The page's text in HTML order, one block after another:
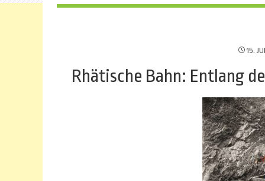
15.
Rhätische Bahn: Entlang